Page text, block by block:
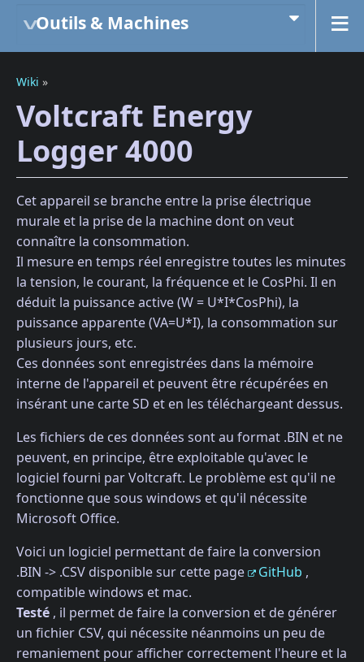
Outils & Machines
Wiki »
Voltcraft Energy
Logger 4000
Cet appareil se branche entre la prise électrique
murale et la prise de la machine dont on veut
connaître la consommation.
Il mesure en temps réel enregistre toutes les minutes
la tension, le courant, la fréquence et le CosPhi. Il en
déduit la puissance active (W = U*I*CosPhi), la
puissance apparente (VA=U*I), la consommation sur
plusieurs jours, etc.
Ces données sont enregistrées dans la mémoire
interne de l'appareil et peuvent être récupérées en
insérant une carte SD et en les téléchargeant dessus.
Les fichiers de ces données sont au format .BIN et ne
peuvent, en principe, être exploitable qu'avec le
logiciel fourni par Voltcraft. Le problème est qu'il ne
fonctionne que sous windows et qu'il nécessite
Microsoft Office.
Voici un logiciel permettant de faire la conversion
.BIN -> .CSV disponible sur cette page
GitHub ,
compatible windows et mac.
Testé , il permet de faire la conversion et de générer
un fichier CSV, qui nécessite néanmoins un peu de
remaniement pour afficher correctement l'heure et la